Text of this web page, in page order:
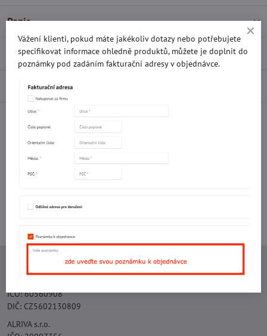
Popis
Recenze 0
Diskuse 0
Facebook TwitterBluesky
Potřebujete poradit s objednávkou?
Kontaktujte nás:
+420 577 523 563
Ing. Vojtěch Lečbych - IVL
IČO: 60560908
DIČ: CZ5602130809
ALRIVA s.r.o.
Vážení klienti, pokud máte jakékoliv dotazy nebo potřebujete
specifikovat informace ohledně produktů, můžete je doplnit do
poznámky pod zadáním fakturační adresy v objednávce.